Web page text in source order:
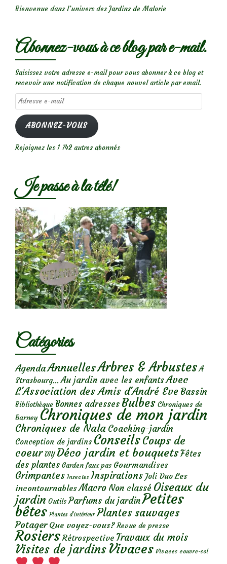
Bienvenue dans l’univers des Jardins de Malorie
Abonnez-vous à ce blog par e-mail.
Saisissez votre adresse e-mail pour vous abonner à ce blog et
recevoir une notification de chaque nouvel article par email.
Adresse
e-
mail
ABONNEZ-VOUS
Rejoignez les 1 742 autres abonnés
Je passe à la télé!
Catégories
AgendaAnnuellesArbres & Arbustes A
Strasbourg... Au jardin avec les enfantsAvec
L'Association des Amis d'André Eve Bassin
Bibliothèque Bonnes adresses Bulbes Chroniques de
Barney Chroniques de mon jardin
Chroniques de Nala Coaching-jardin
Conception de jardins ConseilsCoups de
coeur DIY Déco jardin et bouquetsFêtes
des plantes Garden faux pas Gourmandises
Grimpantes Insectes Inspirations Joli Duo Les
incontournables Macro Non classé Oiseaux du
jardin Outils Parfums du jardinPetites
bêtes Plantes d’intérieur Plantes sauvages
Potager Que voyez-vous? Revue de presse
Rosiers Rétrospective Travaux du mois
Visites de jardins Vivaces Vivaces couvre-sol